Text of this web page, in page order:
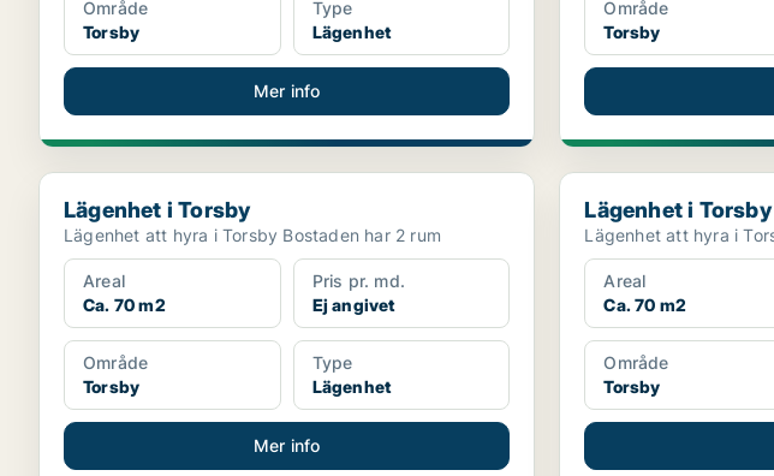
Område
Torsby
Type
Lägenhet
Mer info
Område
Torsby
Lägenhet i Torsby
Lägenhet i Torsby
Lägenhet att hyra i Torsby Bostaden har 2 rum
Areal
Ca. 70 m2
Pris pr. md.
Ej angivet
Område
Torsby
Type
Lägenhet
Mer info
Lägenhet i Torsby
Lägenhet i Torsby
Areal
Ca. 70 m2
Område
Torsby